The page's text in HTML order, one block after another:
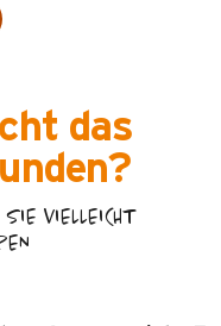
das
VIELLEICHT